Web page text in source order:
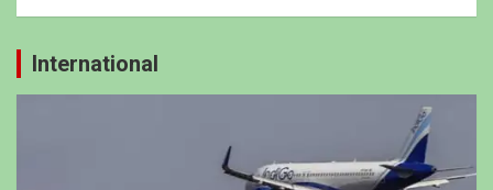
International